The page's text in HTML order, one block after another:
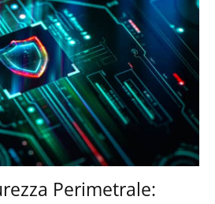
Perimetrale: